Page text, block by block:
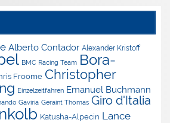
Alberto Contador Alexander Kristoff
BMC Racing Team Bora-
Froome Christopher
Einzelzeitfahren Emanuel Buchmann
Gaviria Geraint Thomas Giro d'Italia
Katusha-Alpecin Lance